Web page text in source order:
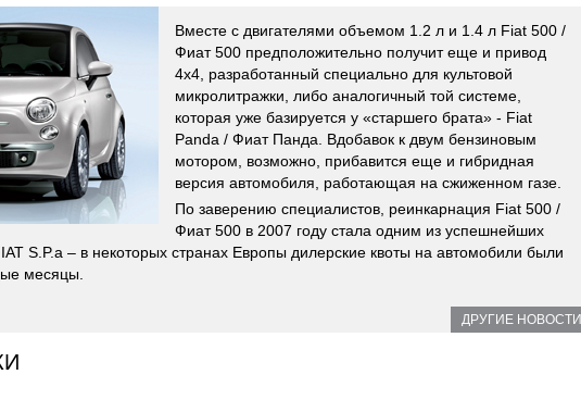
Вместе с двигателями объемом 1.2 л и 1.4 л Fiat 500 /
Фиат 500 предположительно получит еще и привод
4x4, разработанный специально для культовой
микролитражки, либо аналогичный той системе,
которая уже базируется у «старшего брата» - Fiat
Panda / Фиат Панда. Вдобавок к двум бензиновым
мотором, возможно, прибавится еще и гибридная
версия автомобиля, работающая на сжиженном газе.
По заверению специалистов, реинкарнация Fiat 500 /
Фиат 500 в 2007 году стала одним из успешнейших
S.P.a – в некоторых странах Европы дилерские квоты на автомобили были
месяцы.
ДРУГИЕ НОВОСТИ